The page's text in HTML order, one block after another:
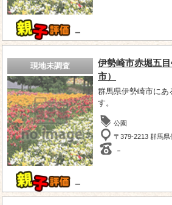
－
現地未調査
－
伊勢崎市赤堀五
市）
群馬県伊勢崎市にあ
す。
公園
〒379-2213 群馬県
－